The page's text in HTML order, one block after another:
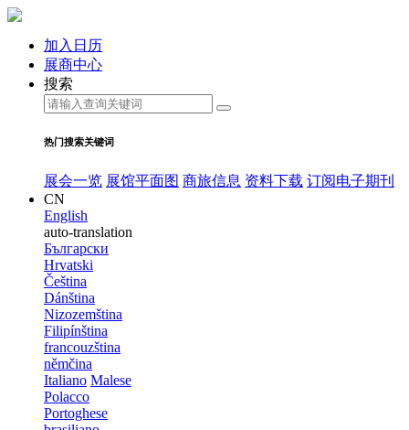
加入日历
展商中心
搜索
热门搜索关键词
展会一览 展馆平面图 商旅信息 资料下载 订阅电子期刊
CN
English
auto-translation
Български
Hrvatski
Čeština
Dánština
Nizozemština
Filipínština
francouzština
němčina
Italiano Malese
Polacco
Portoghese